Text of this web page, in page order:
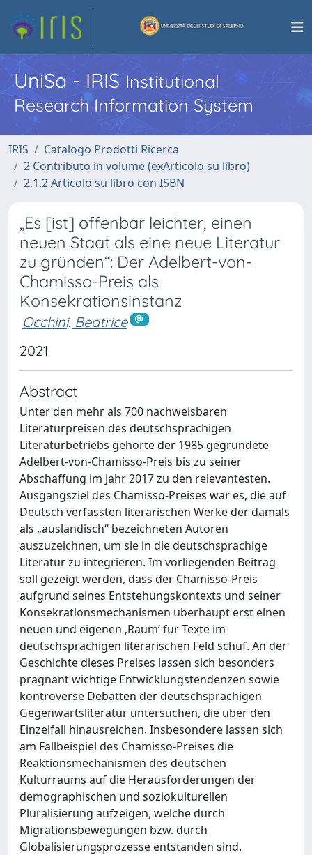
UniSa - IRISInstitutional
Research Information System
IRIS
Catalogo Prodotti Ricerca
2 Contributo in volume (exArticolo su libro)
2.1.2 Articolo su libro con ISBN
„Es [ist] offenbar leichter, einen
neuen Staat als eine neue Literatur
zu gründen“: Der Adelbert-von-
Chamisso-Preis als
Konsekrationsinstanz
Occhini, Beatrice
2021
Abstract
Unter den mehr als 700 nachweisbaren
Literaturpreisen des deutschsprachigen
Literaturbetriebs gehorte der 1985 gegrundete
Adelbert-von-Chamisso-Preis bis zu seiner
Abschaffung im Jahr 2017 zu den relevantesten.
Ausgangsziel des Chamisso-Preises war es, die auf
Deutsch verfassten literarischen Werke der damals
als „auslandisch“ bezeichneten Autoren
auszuzeichnen, um sie in die deutschsprachige
Literatur zu integrieren. Im vorliegenden Beitrag
soll gezeigt werden, dass der Chamisso-Preis
aufgrund seines Entstehungskontexts und seiner
Konsekrationsmechanismen uberhaupt erst einen
neuen und eigenen ‚Raum‘ fur Texte im
deutschsprachigen literarischen Feld schuf. An der
Geschichte dieses Preises lassen sich besonders
pragnant wichtige Entwicklungstendenzen sowie
kontroverse Debatten der deutschsprachigen
Gegenwartsliteratur untersuchen, die uber den
Einzelfall hinausreichen. Insbesondere lassen sich
am Fallbeispiel des Chamisso-Preises die
Reaktionsmechanismen des deutschen
Kulturraums auf die Herausforderungen der
demographischen und soziokulturellen
Pluralisierung aufzeigen, welche durch
Migrationsbewegungen bzw. durch
Globalisierungsprozesse entstanden sind.